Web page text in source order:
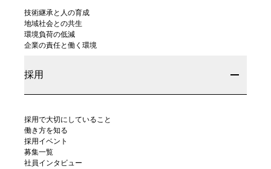
技術継承と人の育成
地域社会との共生
環境負荷の低減
企業の責任と働く環境
採用
採用で大切にしていること
働き方を知る
採用イベント
募集一覧
社員インタビュー